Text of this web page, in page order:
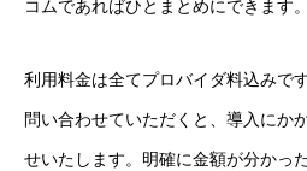
コムであればひとまとめにできます。
利用料金は全てプロバイダ料込みで
問い合わせていただくと、導入にか
せいたします。明確に金額が分かっ